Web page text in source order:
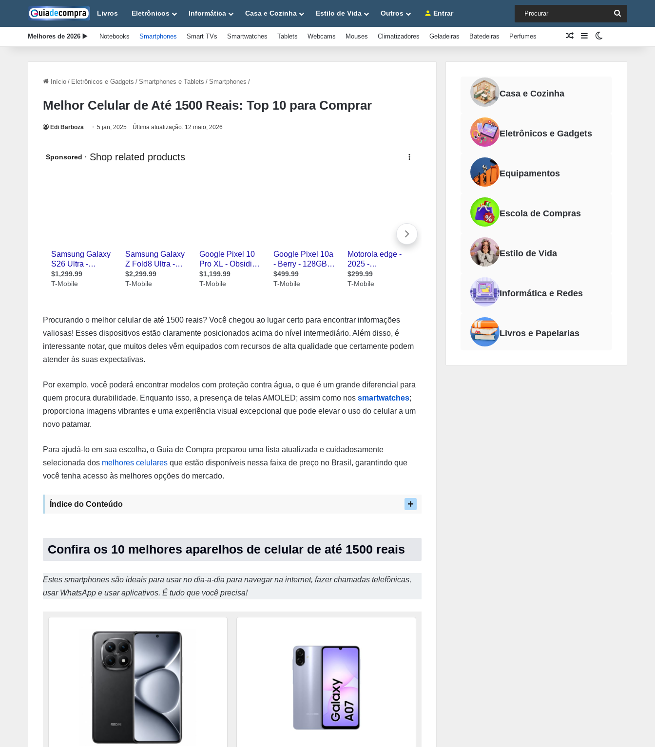
Livros Eletrônicos Informática Casa e Cozinha Estilo de Vida Outros Entrar
Melhores de 2026 ▶️ Notebooks Smartphones Smart TVs Smartwatches Tablets Webcams Mouses Climatizadores Geladeiras Batedeiras Perfumes Artigo aleatório
Barra Lateral
Início / Eletrônicos e Gadgets / Smartphones e Tablets / Smartphones /
Melhor Celular de Até 1500 Reais: Top 10 para Comprar
Edi Barboza 5 jan, 2025 Última atualização: 12 maio, 2026
Procurando o melhor celular de até 1500 reais? Você chegou ao lugar certo para encontrar informações
valiosas! Esses dispositivos estão claramente posicionados acima do nível intermediário. Além disso, é
interessante notar, que muitos deles vêm equipados com recursos de alta qualidade que certamente podem
atender às suas expectativas.
Por exemplo, você poderá encontrar modelos com proteção contra água, o que é um grande diferencial para
quem procura durabilidade. Enquanto isso, a presença de telas AMOLED; assim como nos smartwatches;
proporciona imagens vibrantes e uma experiência visual excepcional que pode elevar o uso do celular a um
novo patamar.
Para ajudá-lo em sua escolha, o Guia de Compra preparou uma lista atualizada e cuidadosamente
selecionada dos melhores celulares que estão disponíveis nessa faixa de preço no Brasil, garantindo que
você tenha acesso às melhores opções do mercado.
Índice do Conteúdo
Confira os 10 melhores aparelhos de celular de até 1500 reais
Estes smartphones são ideais para usar no dia-a-dia para navegar na internet, fazer chamadas telefônicas,
usar WhatsApp e usar aplicativos. É tudo que você precisa!
Casa e Cozinha
Eletrônicos e Gadgets
Equipamentos
Escola de Compras
Estilo de Vida
Informática e Redes
Livros e Papelarias